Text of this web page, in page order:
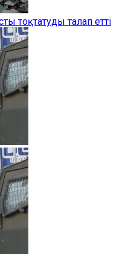
тоқтатуды талап етті